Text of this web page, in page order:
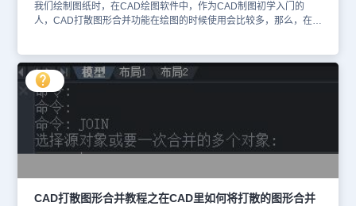
我们绘制图纸时，在CAD绘图软件中，作为CAD制图初学入门的
人，CAD打散图形合并功能在绘图的时候使用会比较多，那么，在
打散图形合并功能的操作过程：1、找到CAD绘图软件中的菜单位
置：[修改]→[合并]；2、在工具条中找到：[修改]→[合并]；3、 在命
令 行输入：JOIN(J) 在CAD绘图软件中，关于CAD打散图形合并功
能，是将两对象(两个或以上的线或两个或以上的弧) 连接为一个对
象。无法将线与弧相互连接，只能连接两共线的直线或处于同一个圆
上的弧线。 在浩辰CAD绘图软件中，CAD打散图形合并功能的使
用，会将图纸中打断的线段合并到一起，对于CAD制图初学入门的
使用。
CAD打散图形合并教程之在CAD里如何将打散的图形合并